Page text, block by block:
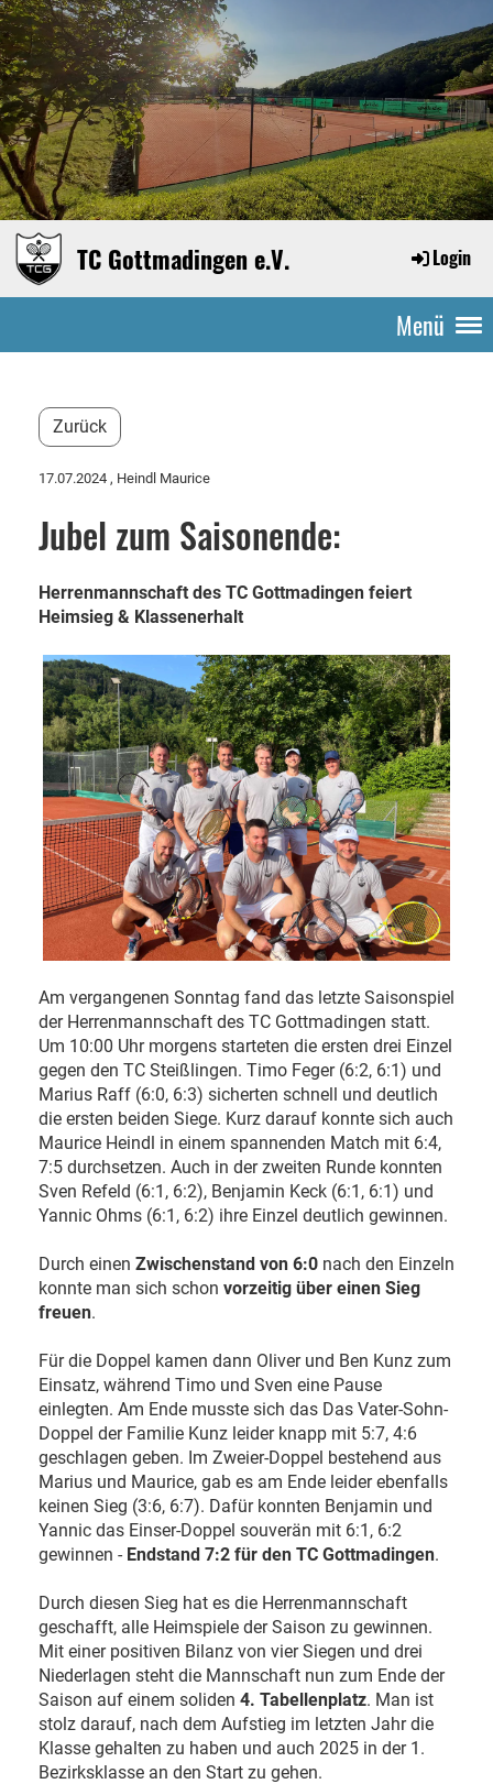
TC Gottmadingen e.V. Login
Menü
Zurück
17.07.2024 , Heindl Maurice
Jubel zum Saisonende:
Herrenmannschaft des TC Gottmadingen feiert
Heimsieg & Klassenerhalt
Am vergangenen Sonntag fand das letzte Saisonspiel
der Herrenmannschaft des TC Gottmadingen statt.
Um 10:00 Uhr morgens starteten die ersten drei Einzel
gegen den TC Steißlingen. Timo Feger (6:2, 6:1) und
Marius Raff (6:0, 6:3) sicherten schnell und deutlich
die ersten beiden Siege. Kurz darauf konnte sich auch
Maurice Heindl in einem spannenden Match mit 6:4,
7:5 durchsetzen. Auch in der zweiten Runde konnten
Sven Refeld (6:1, 6:2), Benjamin Keck (6:1, 6:1) und
Yannic Ohms (6:1, 6:2) ihre Einzel deutlich gewinnen.
Durch einen Zwischenstand von 6:0 nach den Einzeln
konnte man sich schon vorzeitig über einen Sieg
freuen.
Für die Doppel kamen dann Oliver und Ben Kunz zum
Einsatz, während Timo und Sven eine Pause
einlegten. Am Ende musste sich das Das Vater-Sohn-
Doppel der Familie Kunz leider knapp mit 5:7, 4:6
geschlagen geben. Im Zweier-Doppel bestehend aus
Marius und Maurice, gab es am Ende leider ebenfalls
keinen Sieg (3:6, 6:7). Dafür konnten Benjamin und
Yannic das Einser-Doppel souverän mit 6:1, 6:2
gewinnen - Endstand 7:2 für den TC Gottmadingen.
Durch diesen Sieg hat es die Herrenmannschaft
geschafft, alle Heimspiele der Saison zu gewinnen.
Mit einer positiven Bilanz von vier Siegen und drei
Niederlagen steht die Mannschaft nun zum Ende der
Saison auf einem soliden 4. Tabellenplatz. Man ist
stolz darauf, nach dem Aufstieg im letzten Jahr die
Klasse gehalten zu haben und auch 2025 in der 1.
Bezirksklasse an den Start zu gehen.